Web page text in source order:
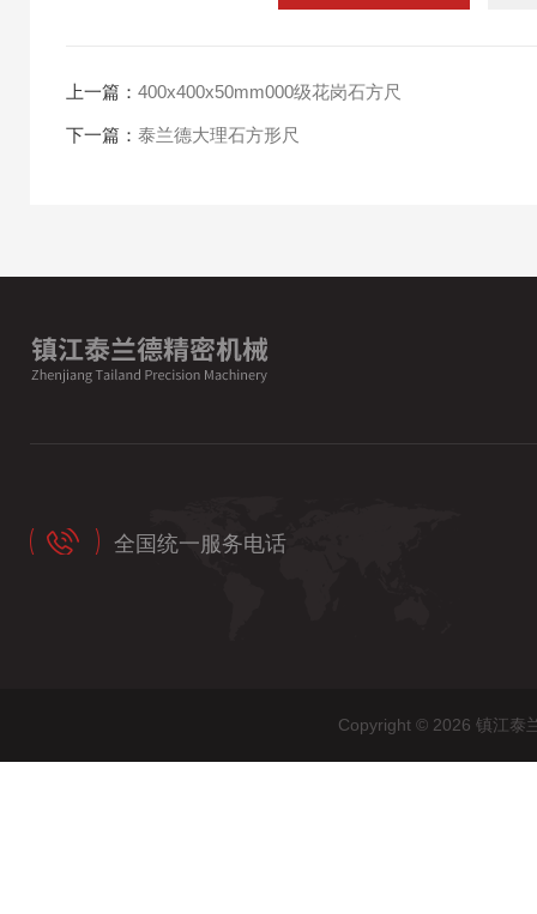
上一篇： 400x400x50mm000级花岗石方尺
下一篇： 泰兰德大理石方形尺
全国统一服务电话
Copyright © 2026 镇江